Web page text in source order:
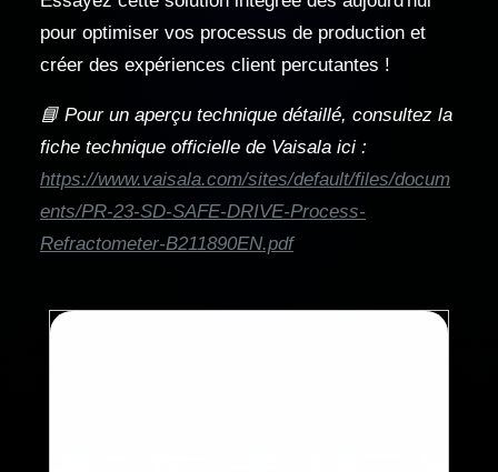
pour optimiser vos processus de production et
créer des expériences client percutantes !
📘 Pour un aperçu technique détaillé, consultez la
fiche technique officielle de Vaisala ici :
https://www.vaisala.com/sites/default/files/docum
ents/PR-23-SD-SAFE-DRIVE-Process-
Refractometer-B211890EN.pdf